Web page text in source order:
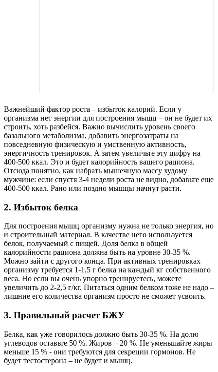
Важнейший фактор роста – избыток калорий. Если у
организма нет энергии для построения мышц – он не будет их
строить, хоть разбейся. Важно вычислить уровень своего
базального метаболизма, добавить энергозатраты на
повседневную физическую и умственную активность,
энергичность тренировок. А затем увеличьте эту цифру на
400-500 ккал. Это и будет калорийность вашего рациона.
Отсюда понятно, как набрать мышечную массу худому
мужчине: если спустя 3-4 недели роста не видно, добавьте еще
400-500 ккал. Рано или поздно мышцы начнут расти.
2. Избыток белка
Для построения мышц организму нужна не только энергия, но
и строительный материал. В качестве него используется
белок, получаемый с пищей. Доля белка в общей
калорийности рациона должна быть на уровне 30-35 %.
Можно зайти с другого конца. При активных тренировках
организму требуется 1-1,5 г белка на каждый кг собственного
веса. Но если вы очень упорно тренируетесь, можете
увеличить до 2-2,5 г/кг. Питаться одним белком тоже не надо –
лишние его количества организм просто не сможет усвоить.
3. Правильный расчет БЖУ
Белка, как уже говорилось должно быть 30-35 %. На долю
углеводов оставьте 50 %. Жиров – 20 %. Не уменьшайте жиры
меньше 15 % - они требуются для секреции гормонов. Не
будет тестостерона – не будет и мышц.